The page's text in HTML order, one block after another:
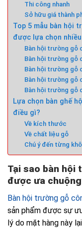
Thi công nhanh
Sở hữu giá thành
Top 5 mẫu bàn hội
được lựa chọn
Bàn hội trường gỗ
Bàn hội trường gỗ
Bàn hội trường gỗ
Bàn hội trường gỗ
Bàn hội trường gỗ
Lựa chọn bàn ghế
điều gì?
Về kích thước
Về chất liệu gỗ
Chú ý đến từng
Tại sao bàn hội
được ưa
Bàn hội trường gỗ
sản phẩm được sự
lý do mặt hàng này